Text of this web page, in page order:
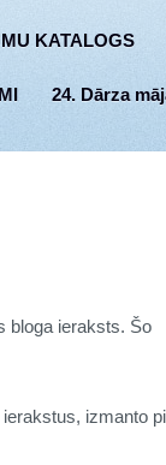
KATALOGS
24. Dārza
bloga ieraksts. Šo
izmanto